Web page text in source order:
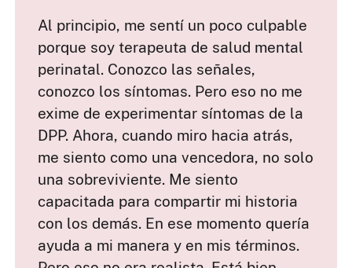
Al principio, me sentí un poco culpable
porque soy terapeuta de salud mental
perinatal. Conozco las señales,
conozco los síntomas. Pero eso no me
exime de experimentar síntomas de la
DPP. Ahora, cuando miro hacia atrás,
me siento como una vencedora, no solo
una sobreviviente. Me siento
capacitada para compartir mi historia
con los demás. En ese momento quería
ayuda a mi manera y en mis términos.